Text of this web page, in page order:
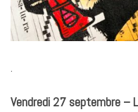
Vendredi 27 septembre –